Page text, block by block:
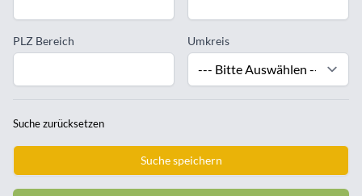
PLZ Bereich Umkreis
Suche zurücksetzen
Suche speichern